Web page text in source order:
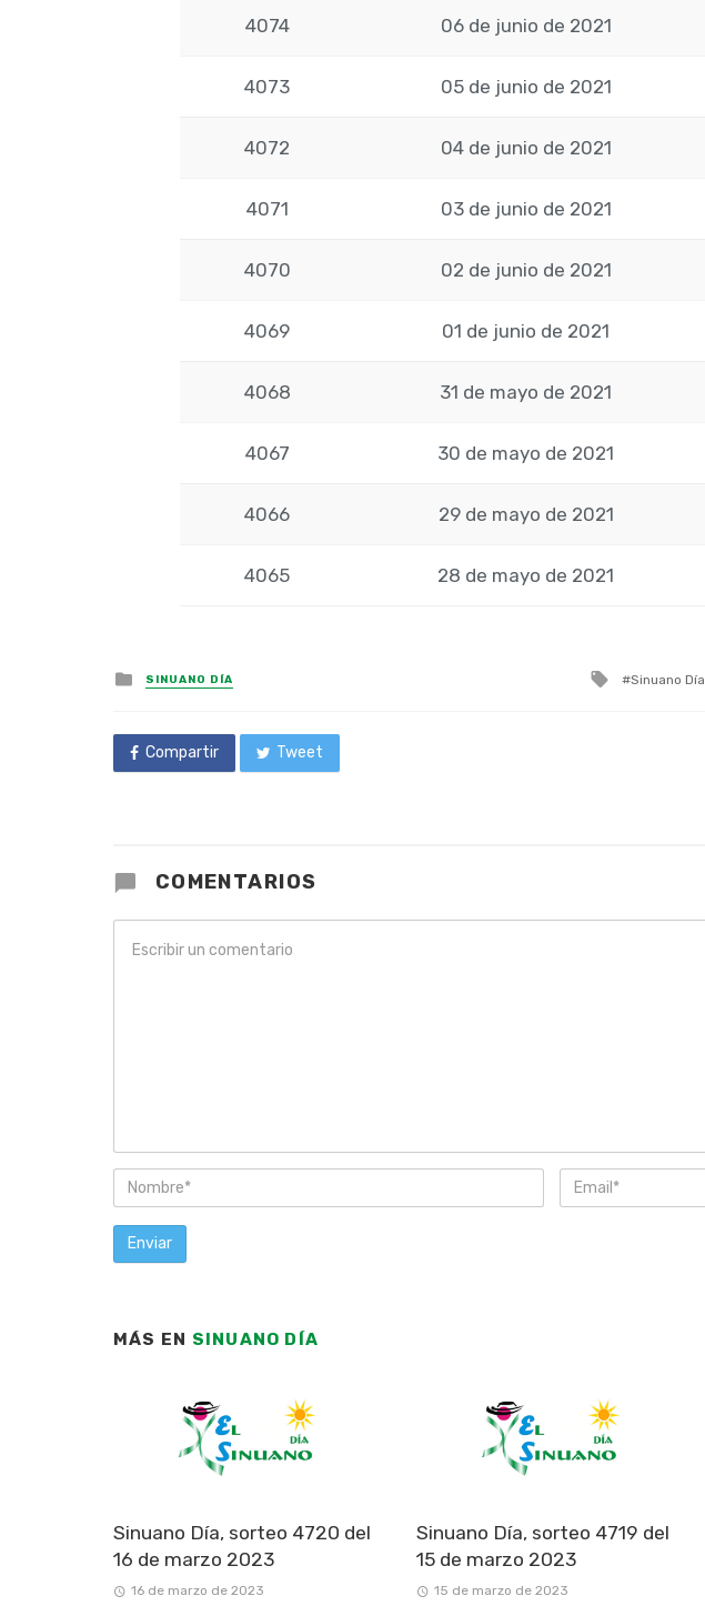
4074 06 de junio de 2021
4073 05 de junio de 2021
4072 04 de junio de 2021
4071 03 de junio de 2021
4070 02 de junio de 2021
4069 01 de junio de 2021
4068 31 de mayo de 2021
4067 30 de mayo de 2021
4066 29 de mayo de 2021
4065 28 de mayo de 2021
Posted
in
SINUANO DÍA
Tagged
Sinuano Día
Compartir Tweet
COMENTARIOS
MÁS EN SINUANO DÍA
Sinuano Día, sorteo 4720 del
16 de marzo 2023
16 de marzo de 2023
Sinuano Día, sorteo 4719 del
15 de marzo 2023
15 de marzo de 2023